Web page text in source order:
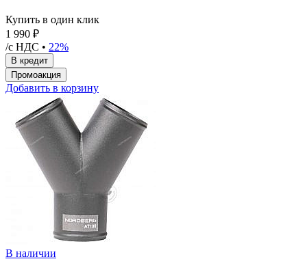
Купить в один клик
1 990 ₽
/с НДС • 22%
Добавить в корзину
В наличии